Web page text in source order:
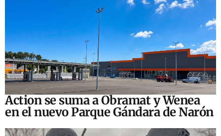
Action se suma a Obramat y Wenea
en el nuevo Parque Gándara de Narón